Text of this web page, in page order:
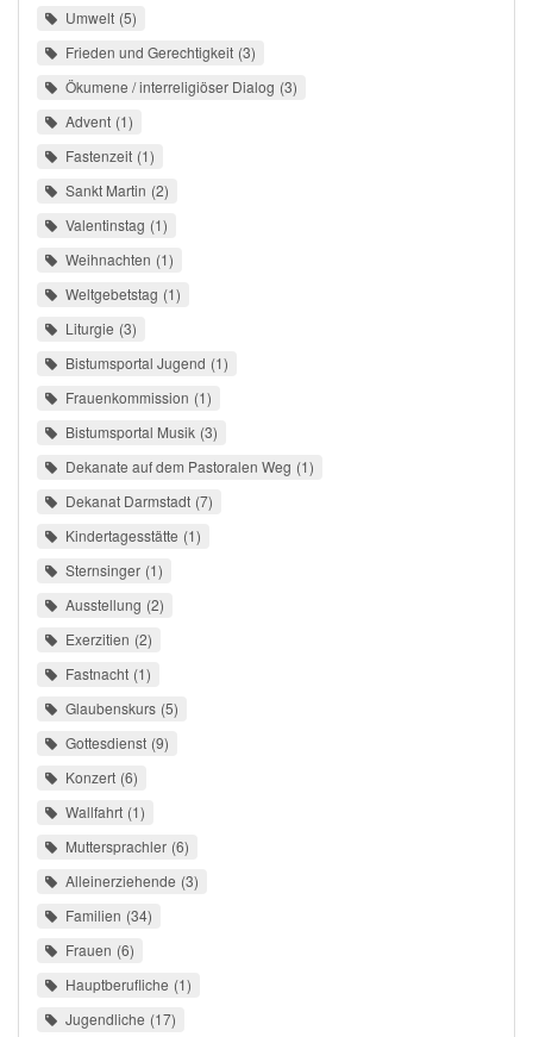
Umwelt 5
Frieden und Gerechtigkeit 3
Ökumene / interreligiöser Dialog 3
Advent 1
Fastenzeit 1
Sankt Martin 2
Valentinstag 1
Weihnachten 1
Weltgebetstag 1
Liturgie 3
Bistumsportal Jugend 1
Frauenkommission 1
Bistumsportal Musik 3
Dekanate auf dem Pastoralen Weg 1
Dekanat Darmstadt 7
Kindertagesstätte 1
Sternsinger 1
Ausstellung 2
Exerzitien 2
Fastnacht 1
Glaubenskurs 5
Gottesdienst 9
Konzert 6
Wallfahrt 1
Muttersprachler 6
Alleinerziehende 3
Familien 34
Frauen 6
Hauptberufliche 1
Jugendliche 17